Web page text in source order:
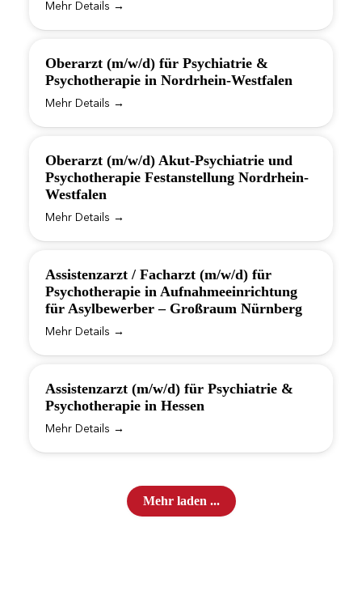
Mehr Details
Oberarzt (m/w/d) für Psychiatrie &
Psychotherapie in Nordrhein-Westfalen
Mehr Details
Oberarzt (m/w/d) Akut-Psychiatrie und
Psychotherapie Festanstellung Nordrhein-
Westfalen
Mehr Details
Assistenzarzt / Facharzt (m/w/d) für
Psychotherapie in Aufnahmeeinrichtung
für Asylbewerber – Großraum Nürnberg
Mehr Details
Assistenzarzt (m/w/d) für Psychiatrie &
Psychotherapie in Hessen
Mehr Details
Mehr laden ...